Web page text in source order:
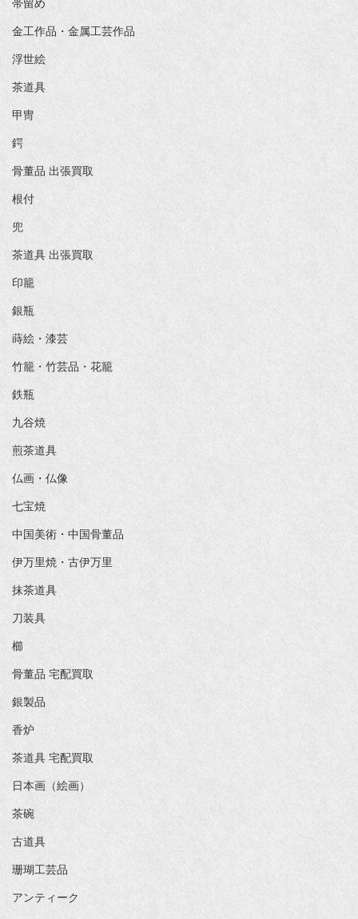
帯留め
金工作品・金属工芸作品
浮世絵
茶道具
甲冑
鍔
骨董品 出張買取
根付
兜
茶道具 出張買取
印籠
銀瓶
蒔絵・漆芸
竹籠・竹芸品・花籠
鉄瓶
九谷焼
煎茶道具
仏画・仏像
七宝焼
中国美術・中国骨董品
伊万里焼・古伊万里
抹茶道具
刀装具
櫛
骨董品 宅配買取
銀製品
香炉
茶道具 宅配買取
日本画（絵画）
茶碗
古道具
珊瑚工芸品
アンティーク